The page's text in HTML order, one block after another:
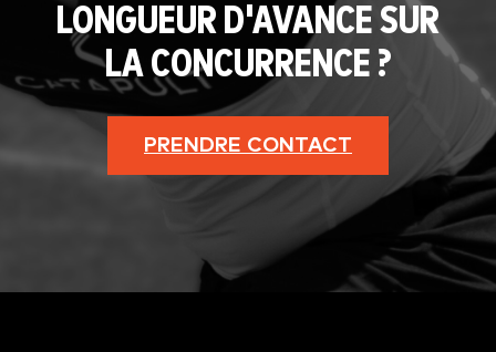
LONGUEUR D'AVANCE SUR
LA CONCURRENCE ?
PRENDRE CONTACT